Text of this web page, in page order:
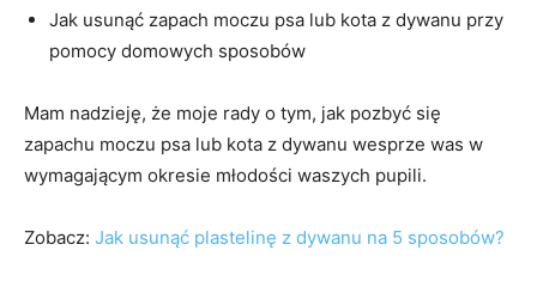
Jak usunąć zapach moczu psa lub kota z dywanu przy
pomocy domowych sposobów
Mam nadzieję, że moje rady o tym, jak pozbyć się
zapachu moczu psa lub kota z dywanu wesprze was w
wymagającym okresie młodości waszych pupili.
Zobacz: Jak usunąć plastelinę z dywanu na 5 sposobów?